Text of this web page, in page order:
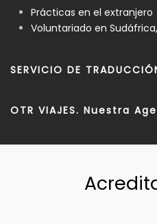
Prácticas en el extranjero
Voluntariado en
SERVICIO DE
OTR VIAJES. Nuestra